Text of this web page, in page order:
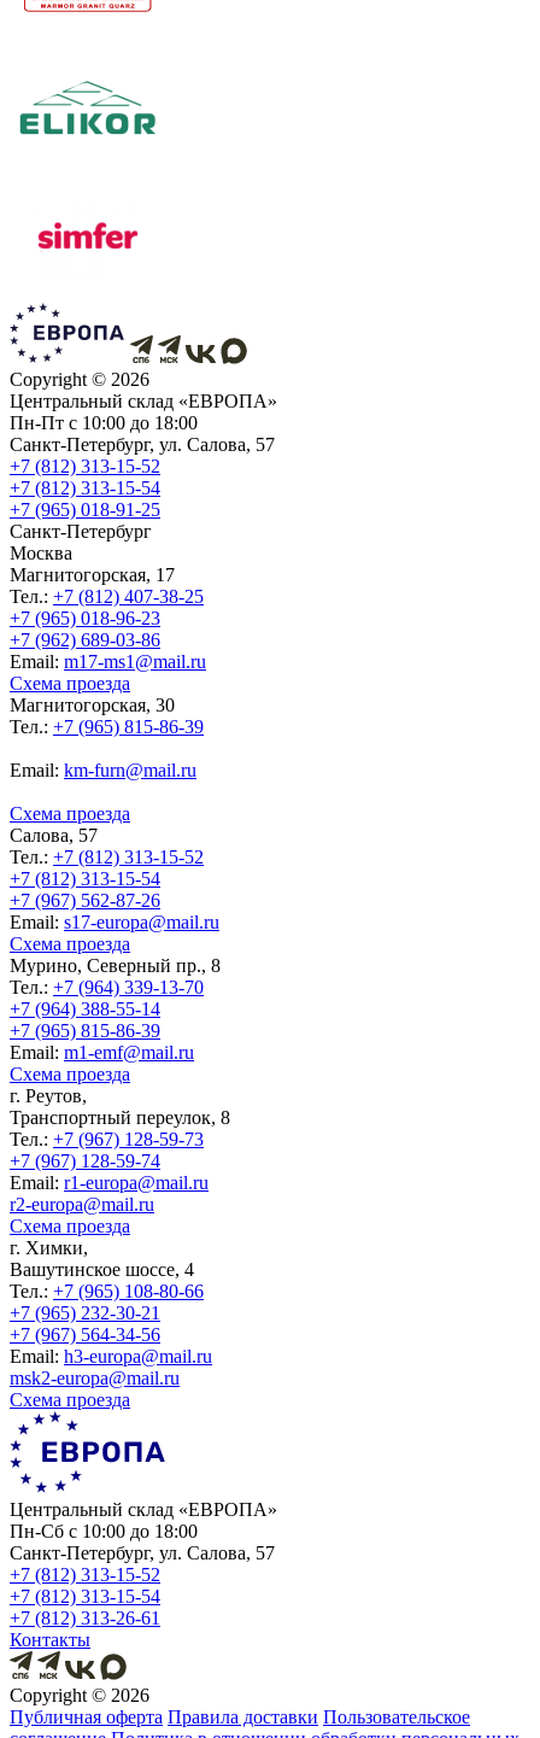
Copyright © 2026
Центральный склад «ЕВРОПА»
Пн-Пт с 10:00 до 18:00
Санкт-Петербург, ул. Салова, 57
+7 (812) 313-15-52
+7 (812) 313-15-54
+7 (965) 018-91-25
Санкт-Петербург
Москва
Магнитогорская, 17
Тел.: +7 (812) 407-38-25
+7 (965) 018-96-23
+7 (962) 689-03-86
Еmail: m17-ms1@mail.ru
Схема проезда
Магнитогорская, 30
Тел.: +7 (965) 815-86-39
Еmail: km-furn@mail.ru
Схема проезда
Салова, 57
Тел.: +7 (812) 313-15-52
+7 (812) 313-15-54
+7 (967) 562-87-26
Еmail: s17-europa@mail.ru
Схема проезда
Мурино, Северный пр., 8
Тел.: +7 (964) 339-13-70
+7 (964) 388-55-14
+7 (965) 815-86-39
Еmail: m1-emf@mail.ru
Схема проезда
г. Реутов,
Транспортный переулок, 8
Тел.: +7 (967) 128-59-73
+7 (967) 128-59-74
Еmail: r1-europa@mail.ru
r2-europa@mail.ru
Схема проезда
г. Химки,
Вашутинское шоссе, 4
Тел.: +7 (965) 108-80-66
+7 (965) 232-30-21
+7 (967) 564-34-56
Еmail: h3-europa@mail.ru
msk2-europa@mail.ru
Схема проезда
Центральный склад «ЕВРОПА»
Пн-Сб с 10:00 до 18:00
Санкт-Петербург, ул. Салова, 57
+7 (812) 313-15-52
+7 (812) 313-15-54
+7 (812) 313-26-61
Контакты
Copyright © 2026
Публичная оферта Правила доставки Пользовательское